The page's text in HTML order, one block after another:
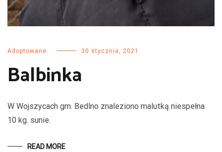
Adoptowane 30 stycznia, 2021
Balbinka
W Wojszycach gm. Bedlno znaleziono malutką niespełna
10 kg. sunie.
READ MORE